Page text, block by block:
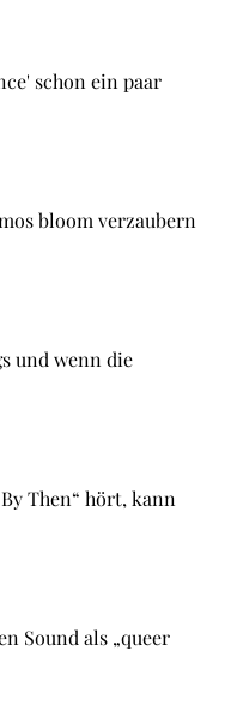
schon ein paar
bloom verzaubern
und wenn die
Then“ hört, kann
Sound als „queer